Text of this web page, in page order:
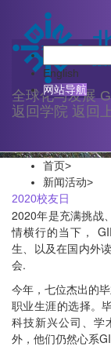
全球化与发展
返回学院 返回
English
网站导航
首页>
新闻活动>
2020校友日
2020年是充满挑战
情横行的当下，
生、以及在国内外
会.
今年，七位杰出的
职业生涯的选择。
科技新兴公司、学
外，他们仍然心系